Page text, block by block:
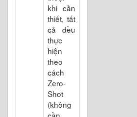
khi cần
thiết, tất
cả đều
thực
hiện
theo
cách
Zero-
Shot
(không